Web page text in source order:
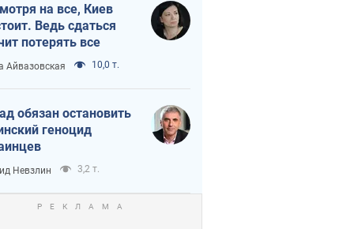
на все, Киев
Ведь сдаться
потерять все
Айвазовская 10,0 т.
обязан остановить
геноцид
Невзлин 3,2 т.